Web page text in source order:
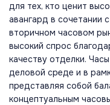
для тех, кто ценит
авангард в сочетании
вторичном часовом
высокий спрос
качеству отделки.
деловой среде и в
представляя собой
концептуальным